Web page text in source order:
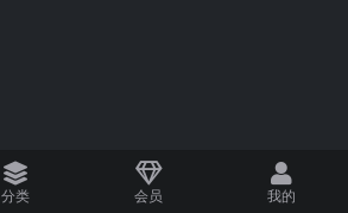
分类 会员 我的